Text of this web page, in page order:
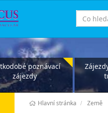
co
hledáte
poznávací
zájezdy
Hlavní stránka Země